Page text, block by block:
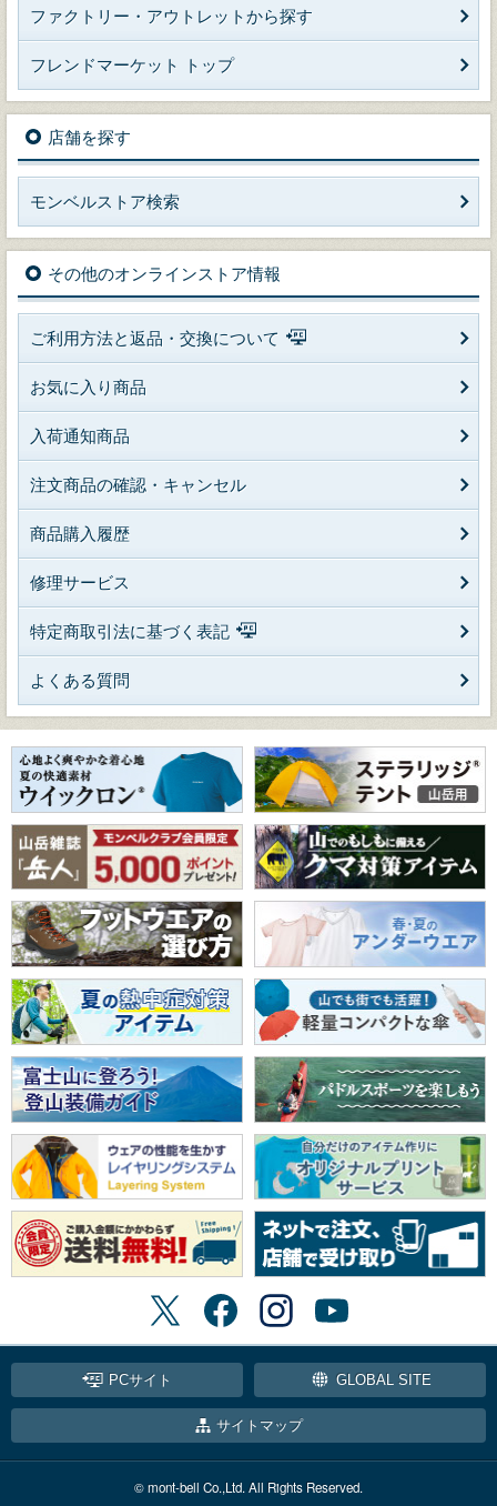
ファクトリー・アウトレットから探す
フレンドマーケット トップ
店舗を探す
モンベルストア検索
その他のオンラインストア情報
ご利用方法と返品・交換について
お気に入り商品
入荷通知商品
注文商品の確認・キャンセル
商品購入履歴
修理サービス
特定商取引法に基づく表記
よくある質問
PCサイト GLOBAL SITE
サイトマップ
© mont-bell Co.,Ltd. All Rights Reserved.